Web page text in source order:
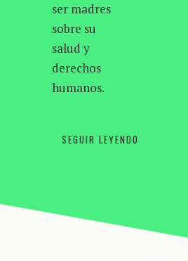
ser madres
sobre su
salud y
derechos
humanos.
SEGUIR LEYENDO